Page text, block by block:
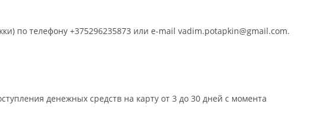
по телефону +375296235873 или e-mail vadim.potapkin@gmail.com.
денежных средств на карту от 3 до 30 дней с момента